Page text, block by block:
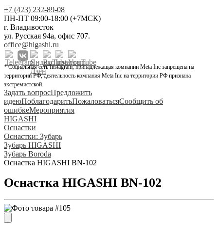
+7 (423) 232-89-08
ПН-ПТ 09:00-18:00 (+7МСК)
г. Владивосток
ул. Русская 94а, офис 707.
office@higashi.ru
* Социальная сеть Instagram, принадлежащая компании Meta Inc запрещена на
территории РФ, деятельность компания Meta Inc на территории РФ признана
экстремистской.
Задать вопросПредложить
идеюПоблагодаритьПожаловатьсяСообщить об
ошибкеМероприятия
HIGASHI
Оснастки
Оснастки: Зубарь
Зубарь HIGASHI
Зубарь Boroda
Оснастка HIGASHI BN-102
Оснастка HIGASHI BN-102